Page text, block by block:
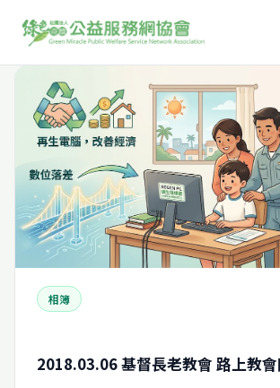
相簿
2018.03.06 基督長老教會 路上教